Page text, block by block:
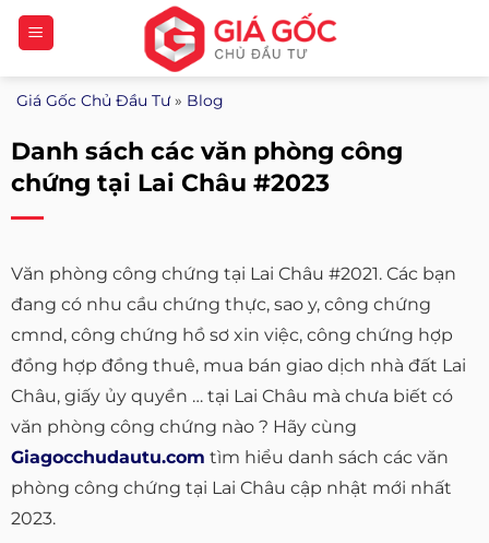
Bỏ
qua
nội
dung
Giá Gốc Chủ Đầu Tư» Blog
Danh sách các văn phòng công
chứng tại Lai Châu #2023
Văn phòng công chứng tại Lai Châu #2021. Các bạn
đang có nhu cầu chứng thực, sao y, công chứng
cmnd, công chứng hồ sơ xin việc, công chứng hợp
đồng hợp đồng thuê, mua bán giao dịch nhà đất Lai
Châu, giấy ủy quyền … tại Lai Châu mà chưa biết có
văn phòng công chứng nào ? Hãy cùng
Giagocchudautu.com tìm hiểu danh sách các văn
phòng công chứng tại Lai Châu cập nhật mới nhất
2023.